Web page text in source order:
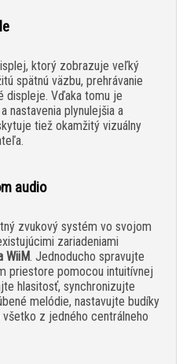
ktorý zobrazuje veľký
spätnú väzbu, prehrávanie
displeje. Vďaka tomu je
nastavenia plynulejšia a
tiež okamžitý vizuálny
audio
zvukový systém vo svojom
zariadeniami
WiiM. Jednoducho spravujte
priestore pomocou intuitívnej
hlasitosť, synchronizujte
melódie, nastavujte budíky
z jedného centrálneho